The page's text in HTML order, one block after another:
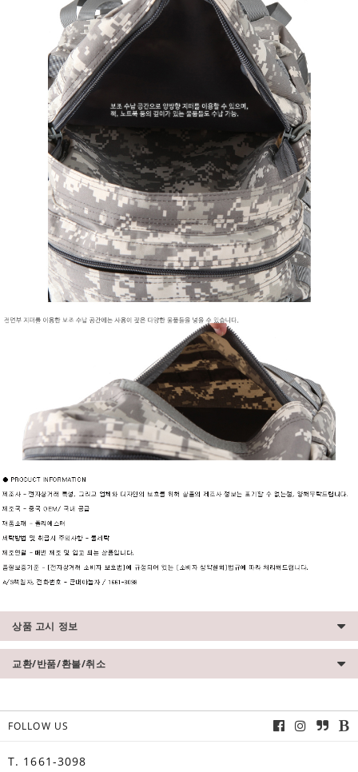
상품 고시 정보
교환/반품/환불/취소
FOLLOW US
T. 1661-3098